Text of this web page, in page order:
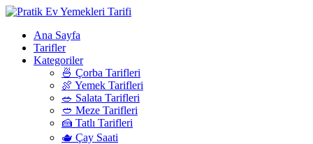
Ana Sayfa
Tarifler
Kategoriler
🍜 Çorba Tarifleri
🍖 Yemek Tarifleri
🥗 Salata Tarifleri
🥙 Meze Tarifleri
🍰 Tatlı Tarifleri
🫖 Çay Saati